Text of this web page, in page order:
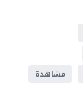
مشاهدة